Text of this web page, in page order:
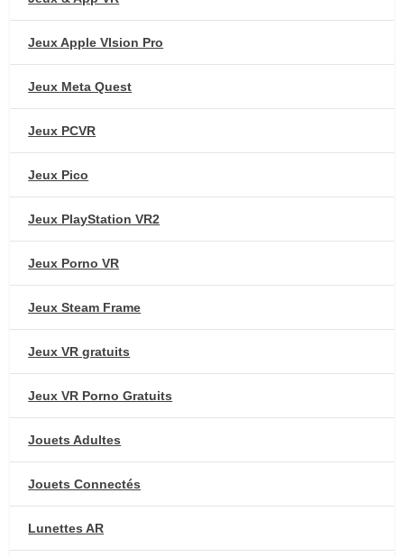
Jeux Apple VIsion Pro
Jeux Meta Quest
Jeux PCVR
Jeux Pico
Jeux PlayStation VR2
Jeux Porno VR
Jeux Steam Frame
Jeux VR gratuits
Jeux VR Porno Gratuits
Jouets Adultes
Jouets Connectés
Lunettes AR